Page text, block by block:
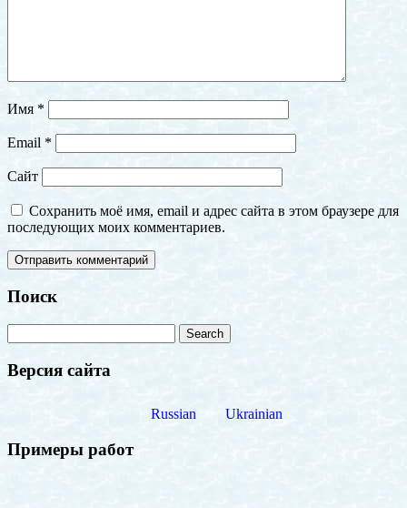
Имя *
Email *
Сайт
Сохранить моё имя, email и адрес сайта в этом браузере для
последующих моих комментариев.
Поиск
Версия сайта
Russian Ukrainian
Примеры работ